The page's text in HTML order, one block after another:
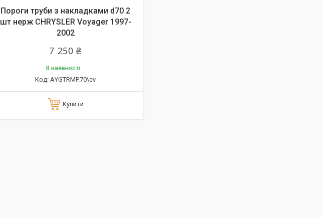
Пороги труби з накладками d70 2
шт нерж CHRYSLER Voyager 1997-
2002
7 250 ₴
В наявності
АYGTRMP.70\cv
Купити